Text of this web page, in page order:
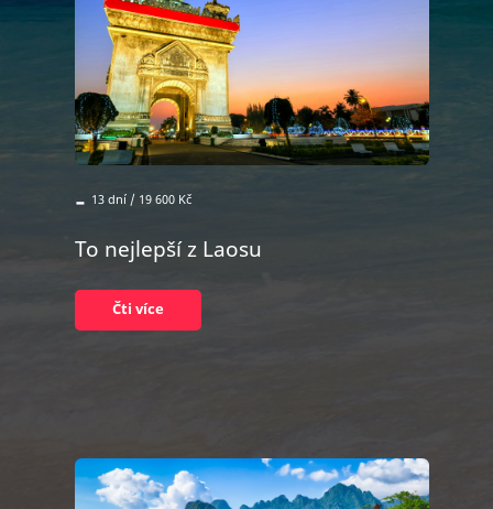
- 13 dní / 19 600 Kč
To nejlepší z Laosu
Čti více